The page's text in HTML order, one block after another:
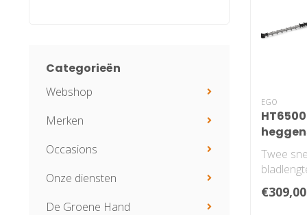
Categorieën
Webshop
Merken
Occasions
Onze diensten
De Groene Hand
EGO
33mm
Twee
€309,00